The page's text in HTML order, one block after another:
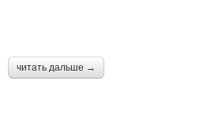
читать дальше →